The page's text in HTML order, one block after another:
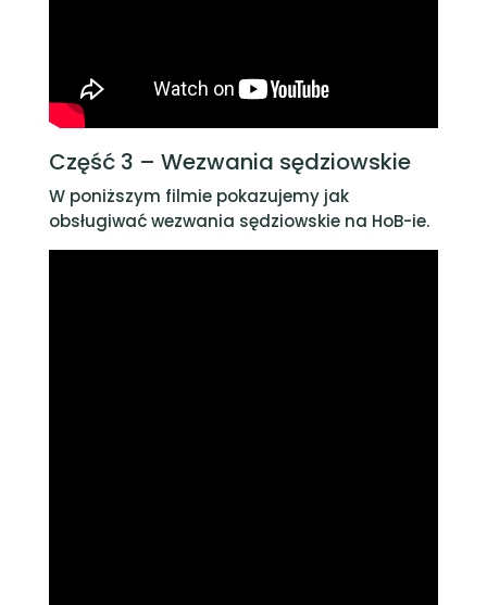
Część 3 – Wezwania sędziowskie
W poniższym filmie pokazujemy jak
obsługiwać wezwania sędziowskie na HoB-ie.